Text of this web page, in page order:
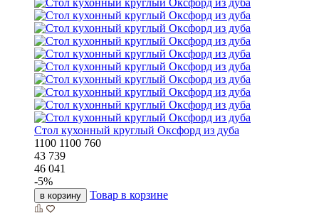
Стол кухонный круглый Оксфорд из дуба
1100 1100 760
43 739
46 041
-5%
в корзину Товар в корзине